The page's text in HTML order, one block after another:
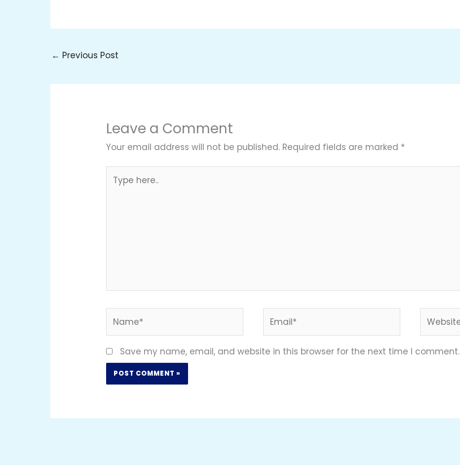
← Previous Post
Leave a Comment
Your email address will not be published. Required fields are marked *
here..
Save my name, email, and website in this browser for the next time I comment.